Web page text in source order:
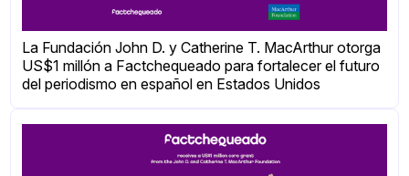
La Fundación John D. y Catherine T. MacArthur otorga
US$1 millón a Factchequeado para fortalecer el futuro
del periodismo en español en Estados Unidos